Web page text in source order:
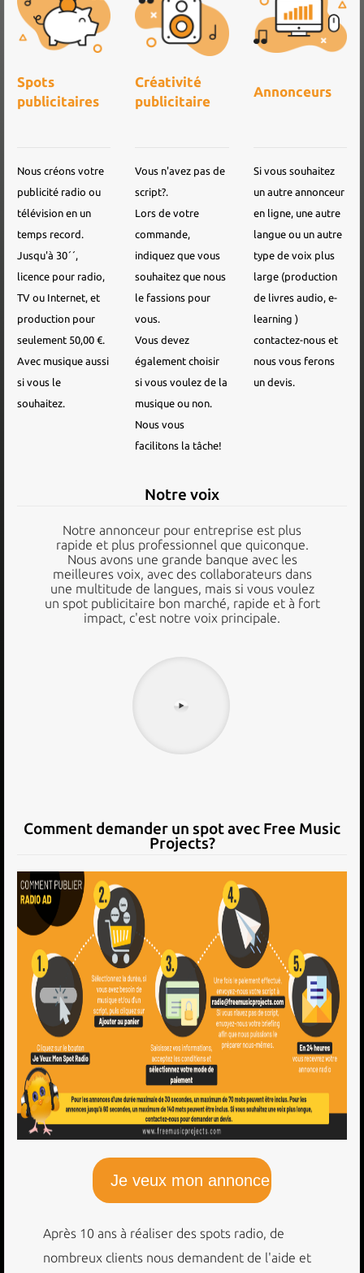
Spots
publicitaires
Nous créons votre
publicité radio ou
télévision en un
temps record.
Jusqu'à 30´´,
licence pour radio,
TV ou Internet, et
production pour
seulement 50,00 €.
Avec musique aussi
si vous le
souhaitez.
Créativité
publicitaire
Vous n'avez pas de
script?.
Lors de votre
commande,
indiquez que vous
souhaitez que nous
le fassions pour
vous.
Vous devez
également choisir
si vous voulez de la
musique ou non.
Nous vous
facilitons la tâche!
Annonceurs
Si vous souhaitez
un autre annonceur
en ligne, une autre
langue ou un autre
type de voix plus
large (production
de livres audio, e-
learning )
contactez-nous et
nous vous ferons
un devis.
Notre voix
Notre annonceur pour entreprise est plus
rapide et plus professionnel que quiconque.
Nous avons une grande banque avec les
meilleures voix, avec des collaborateurs dans
une multitude de langues, mais si vous voulez
un spot publicitaire bon marché, rapide et à fort
impact, c'est notre voix principale.
Comment demander un spot avec Free Music
Projects?
Je veux mon annonce
Après 10 ans à réaliser des spots radio, de
nombreux clients nous demandent de l'aide et